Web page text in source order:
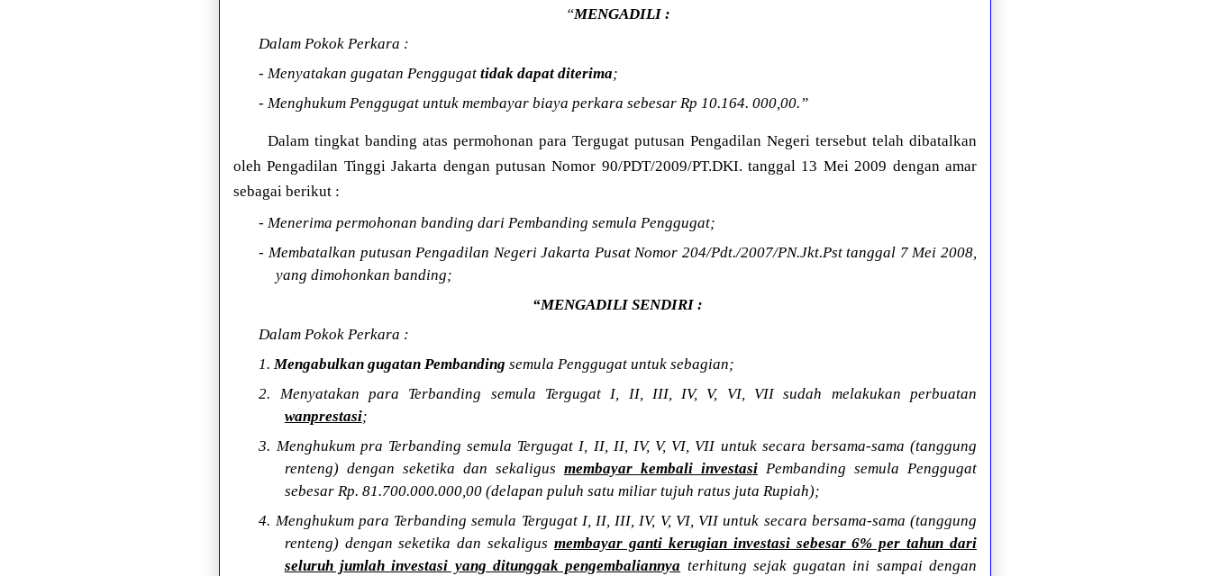
“MENGADILI :
Dalam Pokok Perkara :
- Menyatakan gugatan Penggugattidak dapat diterima;
- Menghukum Penggugat untuk membayar biaya perkara sebesar Rp 10.164. 000,00.”
Dalam tingkat banding atas permohonan para Tergugat putusan Pengadilan Negeri tersebut telah dibatalkan
oleh Pengadilan Tinggi Jakarta dengan putusan Nomor 90/PDT/2009/PT.DKI. tanggal 13 Mei 2009 dengan amar
sebagai berikut :
- Menerima permohonan banding dari Pembanding semula Penggugat;
- Membatalkan putusan Pengadilan Negeri Jakarta Pusat Nomor 204/Pdt./2007/PN.Jkt.Pst tanggal 7 Mei 2008,
yang dimohonkan banding;
“MENGADILI SENDIRI :
Dalam Pokok Perkara :
1.Mengabulkan gugatan Pembanding semula Penggugat untuk sebagian;
2. Menyatakan para Terbanding semula Tergugat I, II, III, IV, V, VI, VII sudah melakukan perbuatan
wanprestasi;
3. Menghukum pra Terbanding semula Tergugat I, II, II, IV, V, VI, VII untuk secara bersama-sama (tanggung
renteng) dengan seketika dan sekaligus membayar kembali investasiPembanding semula Penggugat
sebesar Rp. 81.700.000.000,00 (delapan puluh satu miliar tujuh ratus juta Rupiah);
4. Menghukum para Terbanding semula Tergugat I, II, III, IV, V, VI, VII untuk secara bersama-sama (tanggung
renteng) dengan seketika dan sekaligusmembayar ganti kerugian investasi sebesar 6% per tahun dari
seluruh jumlah investasi yang ditunggak pengembaliannya terhitung sejak gugatan ini sampai dengan